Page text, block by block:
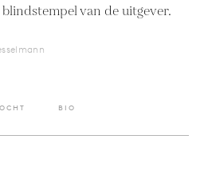
van de uitgever.
BIO